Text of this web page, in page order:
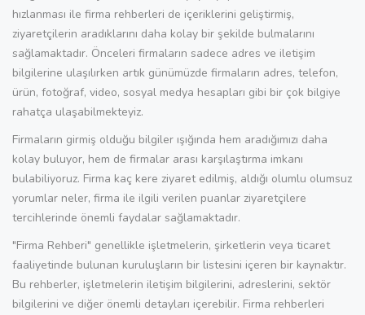
hızlanması ile firma rehberleri de içeriklerini geliştirmiş,
ziyaretçilerin aradıklarını daha kolay bir şekilde bulmalarını
sağlamaktadır. Önceleri firmaların sadece adres ve iletişim
bilgilerine ulaşılırken artık günümüzde firmaların adres, telefon,
ürün, fotoğraf, video, sosyal medya hesapları gibi bir çok bilgiye
rahatça ulaşabilmekteyiz.
Firmaların girmiş olduğu bilgiler ışığında hem aradığımızı daha
kolay buluyor, hem de firmalar arası karşılaştırma imkanı
bulabiliyoruz. Firma kaç kere ziyaret edilmiş, aldığı olumlu olumsuz
yorumlar neler, firma ile ilgili verilen puanlar ziyaretçilere
tercihlerinde önemli faydalar sağlamaktadır.
"Firma Rehberi" genellikle işletmelerin, şirketlerin veya ticaret
faaliyetinde bulunan kuruluşların bir listesini içeren bir kaynaktır.
Bu rehberler, işletmelerin iletişim bilgilerini, adreslerini, sektör
bilgilerini ve diğer önemli detayları içerebilir. Firma rehberleri